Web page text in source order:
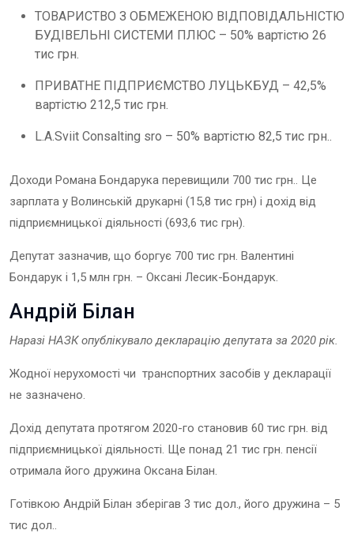
ТОВАРИСТВО З ОБМЕЖЕНОЮ ВІДПОВІДАЛЬНІСТЮ
БУДІВЕЛЬНІ СИСТЕМИ ПЛЮС – 50% вартістю 26
тис грн.
ПРИВАТНЕ ПІДПРИЄМСТВО ЛУЦЬКБУД – 42,5%
вартістю 212,5 тис грн.
L.A.Sviit Consalting sro – 50% вартістю 82,5 тис грн..
Доходи Романа Бондарука перевищили 700 тис грн.. Це
зарплата у Волинській друкарні (15,8 тис грн) і дохід від
підприємницької діяльності (693,6 тис грн).
Депутат зазначив, що боргує 700 тис грн. Валентині
Бондарук і 1,5 млн грн. – Оксані Лесик-Бондарук.
Андрій Білан
Наразі НАЗК опублікувало декларацію депутата за 2020 рік.
Жодної нерухомості чи транспортних засобів у декларації
не зазначено.
Дохід депутата протягом 2020-го становив 60 тис грн. від
підприємницької діяльності. Ще понад 21 тис грн. пенсії
отримала його дружина Оксана Білан.
Готівкою Андрій Білан зберігав 3 тис дол., його дружина – 5
тис дол..